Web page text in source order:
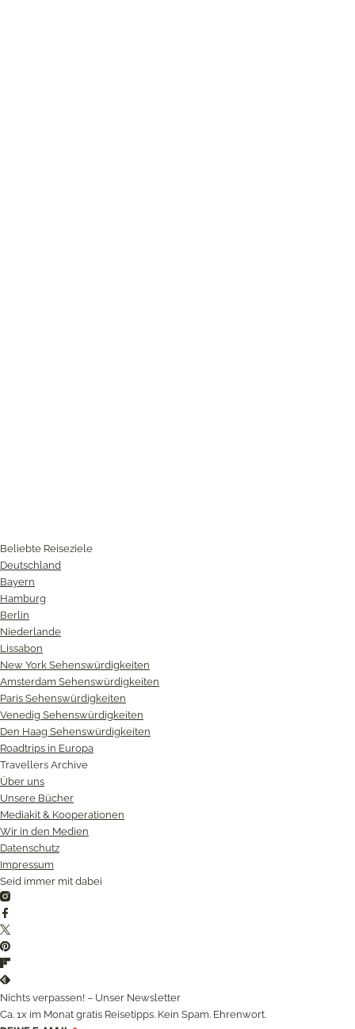
Beliebte Reiseziele
Deutschland
Bayern
Hamburg
Berlin
Niederlande
Lissabon
New York Sehenswürdigkeiten
Amsterdam Sehenswürdigkeiten
Paris Sehenswürdigkeiten
Venedig Sehenswürdigkeiten
Den Haag Sehenswürdigkeiten
Roadtrips in Europa
Travellers Archive
Über uns
Unsere Bücher
Mediakit & Kooperationen
Wir in den Medien
Datenschutz
Impressum
Seid immer mit dabei
Instagram
Twitter
Pinterest
Flipboard
Feedly
Nichts verpassen! – Unser Newsletter
Ca. 1x im Monat gratis Reisetipps. Kein Spam. Ehrenwort.